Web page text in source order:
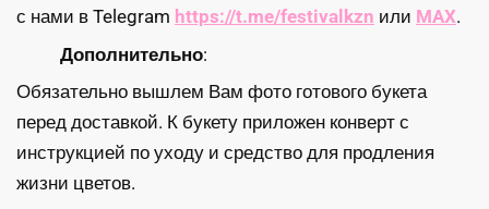
с нами в Telegram https://t.me/festivalkzn или MAX.
Дополнительно:
Обязательно вышлем Вам фото готового букета
перед доставкой. К букету приложен конверт с
инструкцией по уходу и средство для продления
жизни цветов.